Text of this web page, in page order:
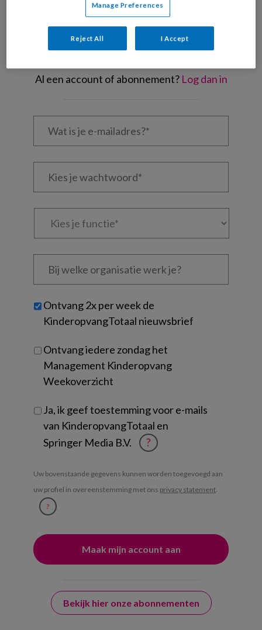
Wil je dit artikel lezen?
Maak gratis een account aan en lees 2
artikelen gratis per maand
Al een account of abonnement? Log dan in
Wat
Kies
Kies
Bij
welke
je?
Untitled
Ontvang 2x per week de
KinderopvangTotaal nieuwsbrief
Ontvang iedere zondag het
Management Kinderopvang
Weekoverzicht
Ja, ik geef toestemming voor e-mails
van KinderopvangTotaal en
Springer Media B.V.
?
Uw bovenstaande gegevens kunnen worden toegevoegd aan
uw profiel in overeenstemming met ons privacy statement
?
Bekijk hier onze abonnementen
Manage Preferences
Reject All I Accept